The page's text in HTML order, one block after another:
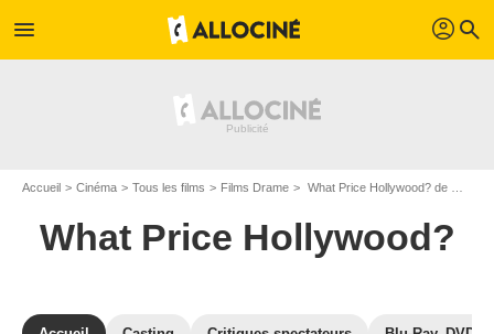
menu profil search
Accueil Cinéma Tous les films Films Drame What Price Hollywood? de George Cukor
What Price Hollywood?